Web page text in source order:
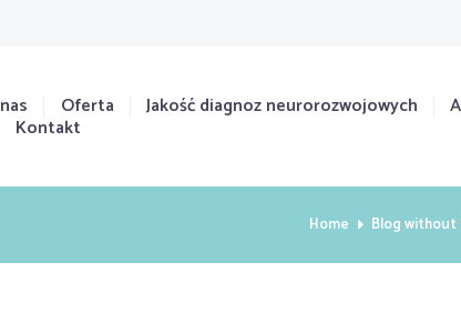
Oferta Jakość diagnoz neurorozwojowych
Kontakt
Home Blog without